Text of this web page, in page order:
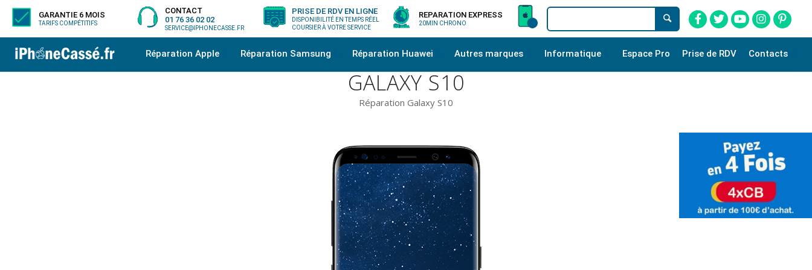
GARANTIE 6 MOIS
TARIFS COMPÉTITIFS
CONTACT
01 76 36 02 02
SERVICE@IPHONECASSE.FR
PRISE DE RDV EN LIGNE
DISPONIBILITÉ EN TEMPS RÉEL
COURSIER À VOTRE SERVICE
REPARATION EXPRESS
20MIN CHRONO
Réparation Apple Réparation Samsung Réparation Huawei Autres marques Informatique Espace Pro Prise de RDV Contacts
GALAXY S10
Réparation Galaxy S10